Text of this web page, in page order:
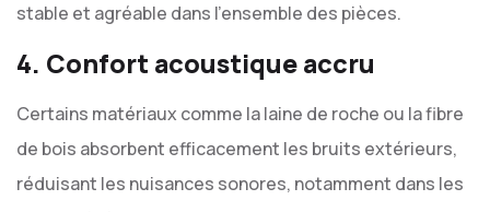
stable et agréable dans l’ensemble des pièces.
4. Confort acoustique accru
Certains matériaux comme la laine de roche ou la fibre
de bois absorbent efficacement les bruits extérieurs,
réduisant les nuisances sonores, notamment dans les